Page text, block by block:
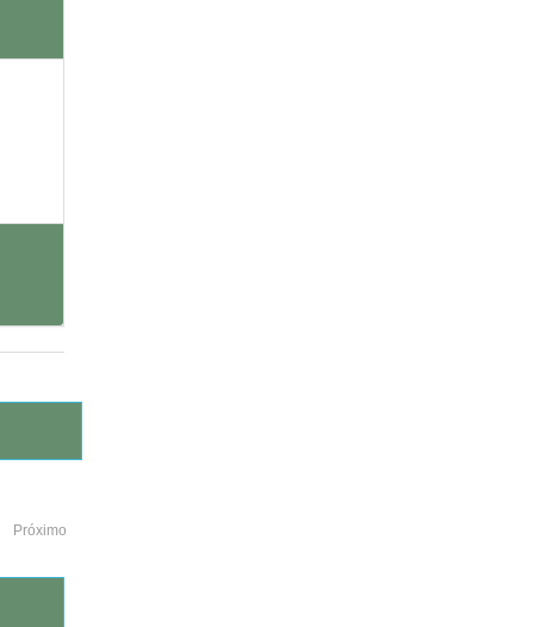
Próximo